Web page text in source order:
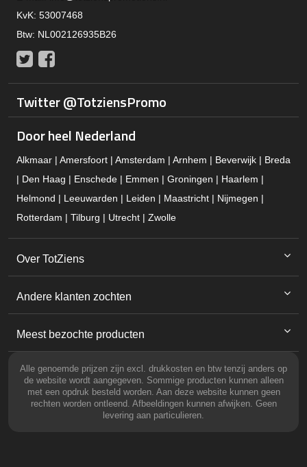
KvK: 53007468
Btw: NL002126935B26
Twitter
Twitter @TotziensPromo
Door heel Nederland
Alkmaar | Amersfoort | Amsterdam | Arnhem | Beverwijk | Breda
| Den Haag | Enschede | Emmen | Groningen | Haarlem |
Helmond | Leeuwarden | Leiden | Maastricht | Nijmegen |
Rotterdam | Tilburg | Utrecht | Zwolle
Over TotZiens
Andere klanten zochten
Meest bezochte producten
Alle genoemde prijzen zijn excl. drukkosten en btw tenzij anders op
de website wordt aangegeven. Sommige producten kunnen alleen
met een opdruk besteld worden. Aan deze website kunnen geen
rechten worden ontleend. Afbeeldingen kunnen afwijken. Geen
levering aan particulieren.